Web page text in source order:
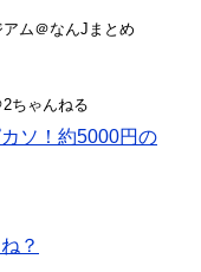
ム＠なんJまとめ
ちゃんねる
ソ！約5000円の
？